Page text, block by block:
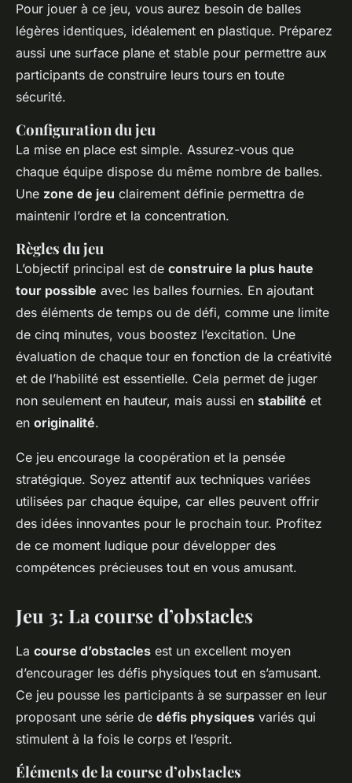
Pour jouer à ce jeu, vous aurez besoin de balles
légères identiques, idéalement en plastique. Préparez
aussi une surface plane et stable pour permettre aux
participants de construire leurs tours en toute
sécurité.
Configuration du jeu
La mise en place est simple. Assurez-vous que
chaque équipe dispose du même nombre de balles.
Une zone de jeu clairement définie permettra de
maintenir l’ordre et la concentration.
Règles du jeu
L’objectif principal est de construire la plus haute
tour possible avec les balles fournies. En ajoutant
des éléments de temps ou de défi, comme une limite
de cinq minutes, vous boostez l’excitation. Une
évaluation de chaque tour en fonction de la créativité
et de l’habilité est essentielle. Cela permet de juger
non seulement en hauteur, mais aussi en stabilité et
en originalité.
Ce jeu encourage la coopération et la pensée
stratégique. Soyez attentif aux techniques variées
utilisées par chaque équipe, car elles peuvent offrir
des idées innovantes pour le prochain tour. Profitez
de ce moment ludique pour développer des
compétences précieuses tout en vous amusant.
Jeu 3: La course d’obstacles
La course d’obstacles est un excellent moyen
d’encourager les défis physiques tout en s’amusant.
Ce jeu pousse les participants à se surpasser en leur
proposant une série de défis physiques variés qui
stimulent à la fois le corps et l’esprit.
Éléments de la course d’obstacles